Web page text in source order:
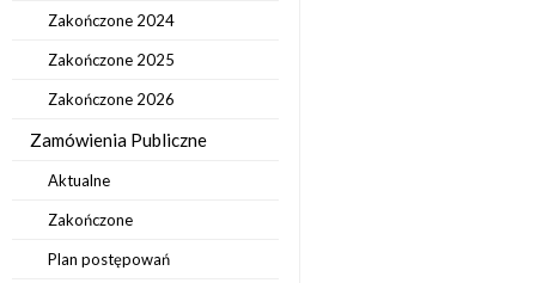
Zakończone 2024
Zakończone 2025
Zakończone 2026
Zamówienia Publiczne
Aktualne
Zakończone
Plan postępowań